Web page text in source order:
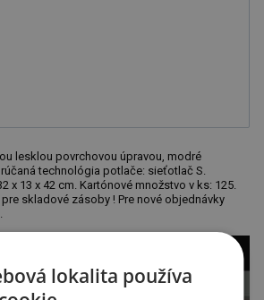
lesklou povrchovou úpravou, modré
technológia potlače: sieťotlač S.
x 13 x 42 cm. Kartónové množstvo v ks: 125.
skladové zásoby ! Pre nové objednávky
lokalita používa